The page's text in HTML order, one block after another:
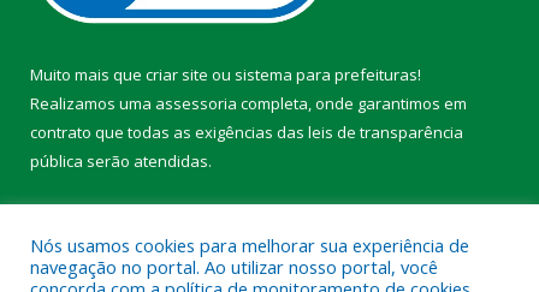
Muito mais que criar site ou sistema para prefeituras!
Realizamos uma assessoria completa, onde garantimos em
contrato que todas as exigências das leis de transparência
pública serão atendidas.
Nós usamos cookies para melhorar sua experiência de
navegação no portal. Ao utilizar nosso portal, você